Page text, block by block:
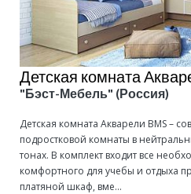
Детская комната
"Бэст-Мебель" (Россия)
Детская комната Акварели BMS –
подростковой комнаты в
тонах. В комплект входит все
комфортного для учебы и отдыха
платяной шкаф, вме...